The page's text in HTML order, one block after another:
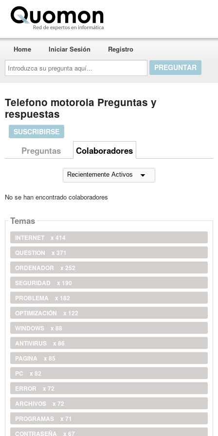
Introduzca
su
pregunta
aquí...
Home Iniciar Sesión Registro
Telefono motorola Preguntas y
respuestas
SUSCRIBIRSE
Preguntas Colaboradores
No se han encontrado colaboradores
Temas
INTERNET
x 414
QUESTION
x 371
ORDENADOR
x 252
SEGURIDAD
x 190
PROBLEMA
x 182
OPTIMIZACIÓN
x 122
WINDOWS
x 88
ANTIVIRUS
x 86
PAGINA
x 85
PC
x 82
ERROR
x 72
ARCHIVOS
x 72
PROGRAMAS
x 71
CONTRASEÑA
x 67